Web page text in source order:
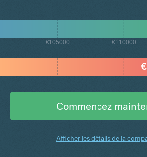
€105000 €110000
€
Commencez
Afficher les détails de la